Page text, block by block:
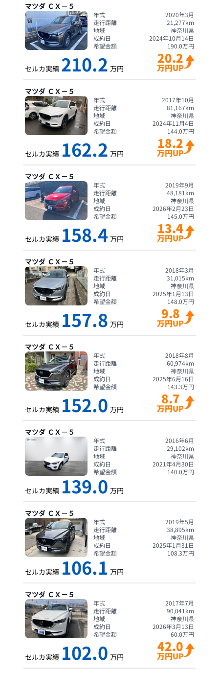
マツダ ＣＸ－５
年式
2020年3月
走行距離
21,277km
地域
神奈川県
成約日
2024年10月14日
希望金額
190.0万円
セルカ実績 210.2 万円
20.2
万円UP
マツダ ＣＸ－５
年式
2017年10月
走行距離
81,167km
地域
神奈川県
成約日
2024年11月4日
希望金額
144.0万円
セルカ実績 162.2 万円
18.2
万円UP
マツダ ＣＸ－５
年式
2019年9月
走行距離
48,181 km
地域
神奈川県
成約日
2026年2月23日
希望金額
145.0万円
セルカ実績 158.4 万円
13.4
万円UP
マツダ ＣＸ－５
年式
2018年3月
走行距離
31,015km
地域
神奈川県
成約日
2025年1月13日
希望金額
148.0万円
セルカ実績 157.8 万円
9.8
万円UP
マツダ ＣＸ－５
年式
2018年8月
走行距離
60,974km
地域
神奈川県
成約日
2025年6月16日
希望金額
143.3万円
セルカ実績 152.0 万円
8.7
万円UP
マツダ ＣＸ－５
年式
2016年6月
走行距離
29,102km
地域
神奈川県
成約日
2021年4月30日
希望金額
140.0万円
セルカ実績 139.0 万円
マツダ ＣＸ－５
年式
2019年5月
走行距離
38,895km
地域
神奈川県
成約日
2025年1月31日
希望金額
108.3万円
セルカ実績 106.1 万円
マツダ ＣＸ－５
年式
2017年7月
走行距離
90,041 km
地域
神奈川県
成約日
2026年3月13日
希望金額
60.0万円
セルカ実績 102.0 万円
42.0
万円UP